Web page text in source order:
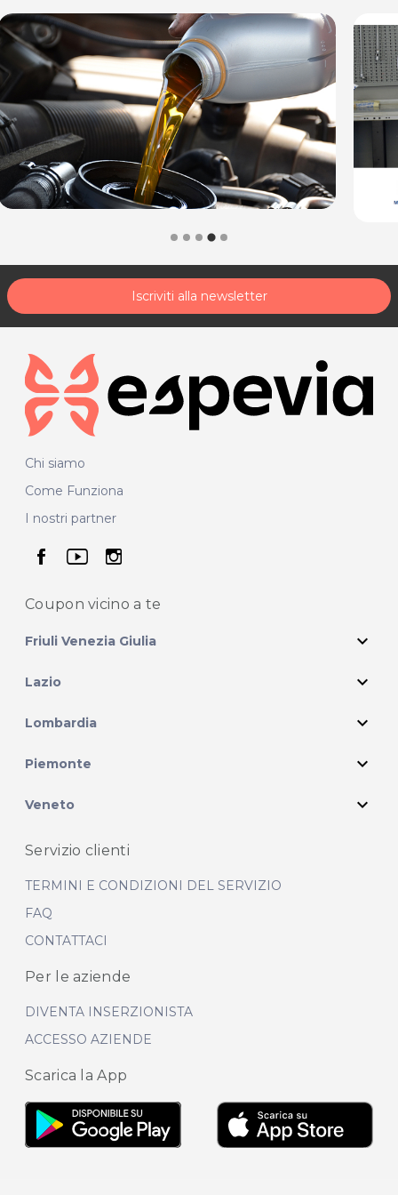
Iscriviti alla newsletter
Chi siamo
Come Funziona
I nostri partner
seguici su facebook
seguici su youtube
seguici su instagram
Coupon vicino a te
Friuli Venezia Giulia expand_more
Lazio expand_more
Lombardia expand_more
Piemonte expand_more
Veneto expand_more
Servizio clienti
TERMINI E CONDIZIONI DEL SERVIZIO
FAQ
CONTATTACI
Per le aziende
DIVENTA INSERZIONISTA
ACCESSO AZIENDE
Scarica la App